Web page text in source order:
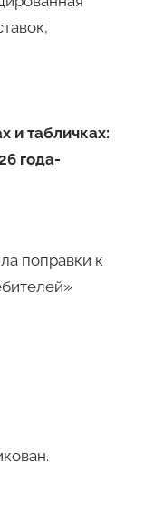
и табличках:
года-
поправки к